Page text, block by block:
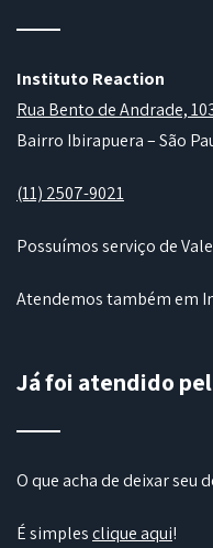
Instituto Reaction
Rua Bento de Andrade,
Bairro Ibirapuera – São
(11) 2507-9021
Possuímos serviço de
Atendemos também em
Já foi atendido
O que acha de deixar seu
É simplesclique aqui!